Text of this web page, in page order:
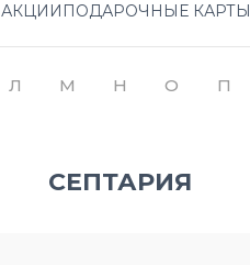
АКЦИИ ПОДАРОЧНЫЕ КАРТЫ
Л М Н О П
СЕПТАРИЯ